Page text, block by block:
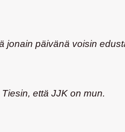
jonain päivänä voisin
että JJK on mun.